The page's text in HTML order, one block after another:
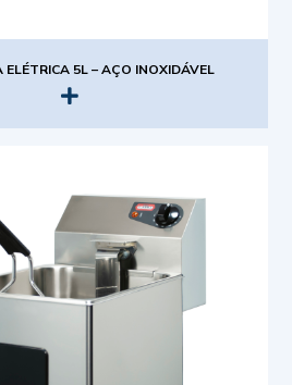
ELÉTRICA 5L – AÇO INOXIDÁVEL